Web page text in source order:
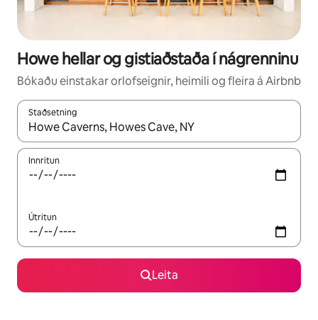
Howe hellar og gistiaðstaða í nágrenninu
Bókaðu einstakar orlofseignir, heimili og fleira á Airbnb
Staðsetning
Þegar niðurstöður liggja fyrir skaltu nota upp og niður
Innritun
Útritun
Leita